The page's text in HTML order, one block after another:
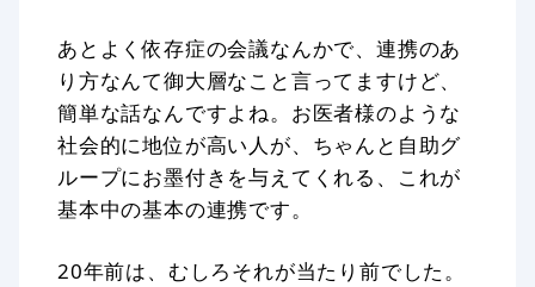
あとよく依存症の会議なんかで、連携のあ
り方なんて御大層なこと言ってますけど、
簡単な話なんですよね。お医者様のような
社会的に地位が高い人が、ちゃんと自助グ
ループにお墨付きを与えてくれる、これが
基本中の基本の連携です。
20年前は、むしろそれが当たり前でした。